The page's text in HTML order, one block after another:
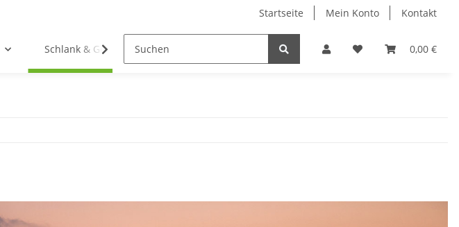
Startseite Mein Konto Kontakt
0,00 €
Schlank & Gesund Gehörschutz bogar -